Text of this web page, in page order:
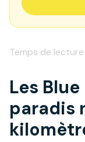
Temps de
Les
paradis